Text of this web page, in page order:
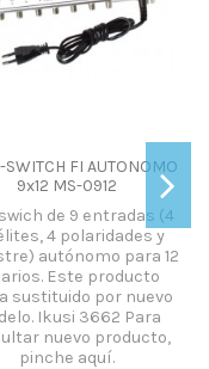
Derivador conector F, 2
salidas, 20 dB Interior
6,90 €
Derivador con conector
F de 2 salidas, rango de
frecuencia 5...1000 MHz,
perdida 20 dB interior.
Televes 4565